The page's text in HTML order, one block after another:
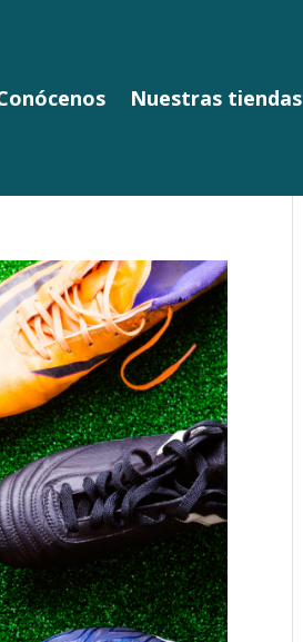
Nuestras tiendas